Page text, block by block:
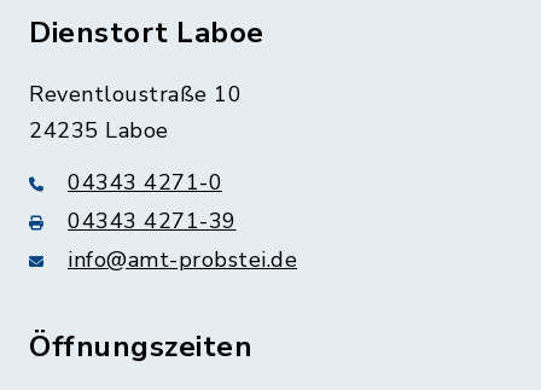
Dienstort Laboe
Reventloustraße 10
24235 Laboe
04343 4271-0
04343 4271-39
info@amt-probstei.de
Öffnungszeiten